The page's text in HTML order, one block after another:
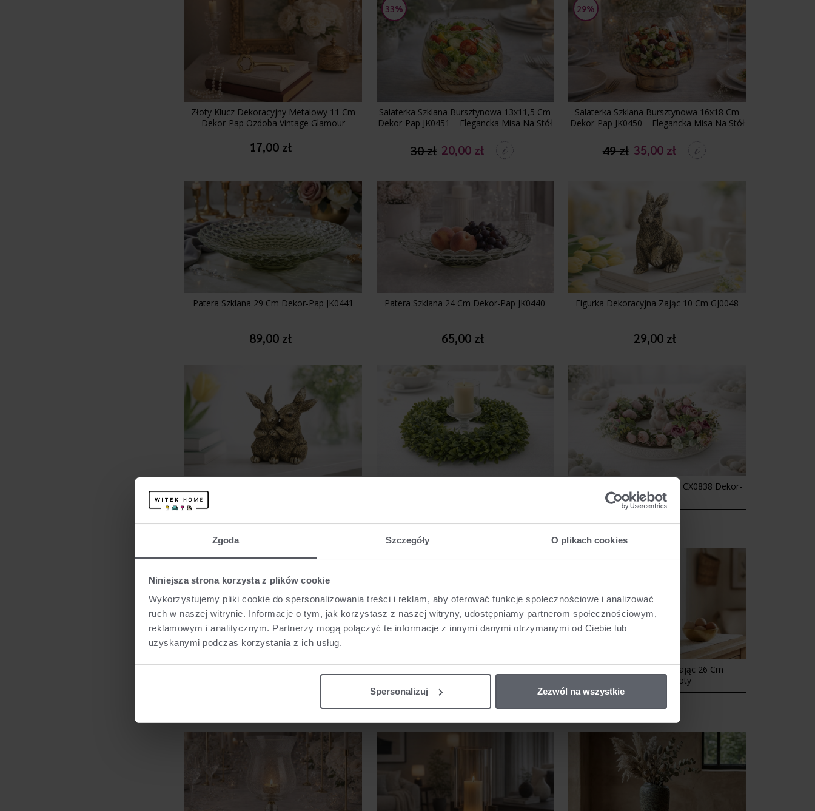
Zgoda Szczegóły O plikach cookies
Niniejsza strona korzysta z plików cookie
Wykorzystujemy pliki cookie do spersonalizowania treści i reklam, aby oferować funkcje społecznościowe i analizować
ruch w naszej witrynie. Informacje o tym, jak korzystasz z naszej witryny, udostępniamy partnerom społecznościowym,
reklamowym i analitycznym. Partnerzy mogą połączyć te informacje z innymi danymi otrzymanymi od Ciebie lub
uzyskanymi podczas korzystania z ich usług.
Spersonalizuj Zezwól na wszystkie
Złoty Klucz Dekoracyjny Metalowy 11 Cm
Dekor-Pap Ozdoba Vintage Glamour
17,00 zł
33%
Salaterka Szklana Bursztynowa 13x11,5 Cm
Dekor-Pap JK0451 – Elegancka Misa Na Stół
30 zł 20,00 zł
29%
Salaterka Szklana Bursztynowa 16x18 Cm
Dekor-Pap JK0450 – Elegancka Misa Na Stół
49 zł 35,00 zł
Patera Szklana 29 Cm Dekor-Pap JK0441
89,00 zł
Patera Szklana 24 Cm Dekor-Pap JK0440
65,00 zł
Figurka Dekoracyjna Zając 10 Cm GJ0048
29,00 zł
69,00 zł 89,00 zł
Wianek Wielkanocny 40 Cm CX0838 Dekor-
Pap
109,00 zł
40,00 zł
Figurka Dekoracyjna Zając 26 Cm
Ceramiczny Złoty
55,00 zł